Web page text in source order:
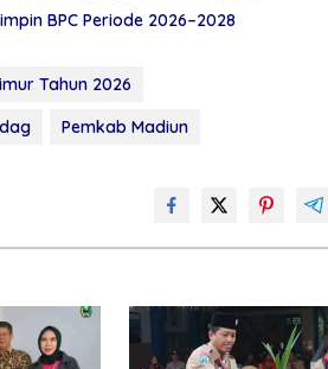
BPC Periode 2026–2028
Tahun 2026
Pemkab Madiun